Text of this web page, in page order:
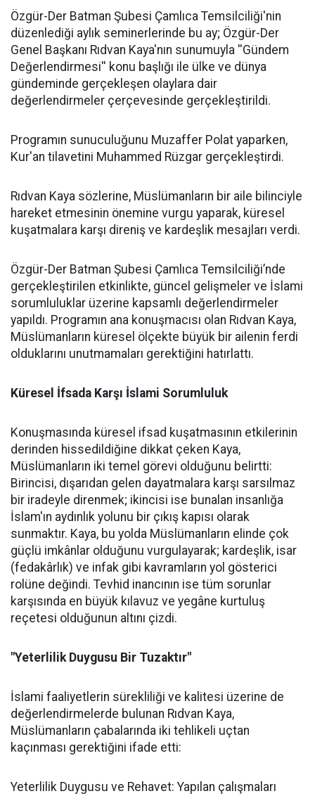
​Özgür-Der Batman Şubesi Çamlıca Temsilciliği'nin
düzenlediği aylık seminerlerinde bu ay; Özgür-Der
Genel Başkanı Rıdvan Kaya'nın sunumuyla ''Gündem
Değerlendirmesi'' konu başlığı ile ülke ve dünya
gündeminde gerçekleşen olaylara dair
değerlendirmeler çerçevesinde gerçekleştirildi.
Programın sunuculuğunu Muzaffer Polat yaparken,
Kur'an tilavetini Muhammed Rüzgar gerçekleştirdi.
Rıdvan Kaya sözlerine, Müslümanların bir aile bilinciyle
hareket etmesinin önemine vurgu yaparak, küresel
kuşatmalara karşı direniş ve kardeşlik mesajları verdi.
Özgür-Der Batman Şubesi Çamlıca Temsilciliği’nde
gerçekleştirilen etkinlikte, güncel gelişmeler ve İslami
sorumluluklar üzerine kapsamlı değerlendirmeler
yapıldı. Programın ana konuşmacısı olan Rıdvan Kaya,
Müslümanların küresel ölçekte büyük bir ailenin ferdi
olduklarını unutmamaları gerektiğini hatırlattı.
Küresel İfsada Karşı İslami Sorumluluk
Konuşmasında küresel ifsad kuşatmasının etkilerinin
derinden hissedildiğine dikkat çeken Kaya,
Müslümanların iki temel görevi olduğunu belirtti:
Birincisi, dışarıdan gelen dayatmalara karşı sarsılmaz
bir iradeyle direnmek; ikincisi ise bunalan insanlığa
İslam'ın aydınlık yolunu bir çıkış kapısı olarak
sunmaktır. Kaya, bu yolda Müslümanların elinde çok
güçlü imkânlar olduğunu vurgulayarak; kardeşlik, isar
(fedakârlık) ve infak gibi kavramların yol gösterici
rolüne değindi. Tevhid inancının ise tüm sorunlar
karşısında en büyük kılavuz ve yegâne kurtuluş
reçetesi olduğunun altını çizdi.
"Yeterlilik Duygusu Bir Tuzaktır"
İslami faaliyetlerin sürekliliği ve kalitesi üzerine de
değerlendirmelerde bulunan Rıdvan Kaya,
Müslümanların çabalarında iki tehlikeli uçtan
kaçınması gerektiğini ifade etti:
Yeterlilik Duygusu ve Rehavet: Yapılan çalışmaları